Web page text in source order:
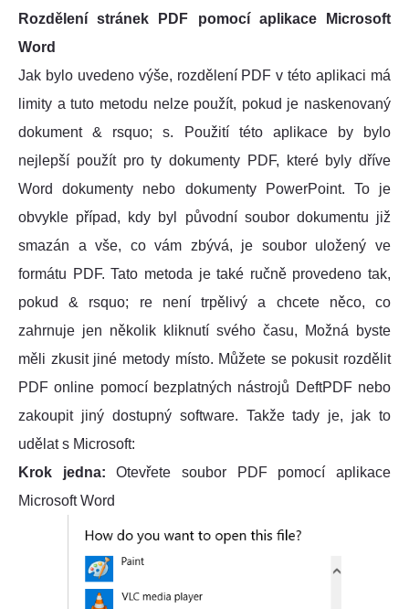
Rozdělení stránek PDF pomocí aplikace Microsoft
Word
Jak bylo uvedeno výše, rozdělení PDF v této aplikaci má
limity a tuto metodu nelze použít, pokud je naskenovaný
dokument & rsquo; s. Použití této aplikace by bylo
nejlepší použít pro ty dokumenty PDF, které byly dříve
Word dokumenty nebo dokumenty PowerPoint. To je
obvykle případ, kdy byl původní soubor dokumentu již
smazán a vše, co vám zbývá, je soubor uložený ve
formátu PDF. Tato metoda je také ručně provedeno tak,
pokud & rsquo; re není trpělivý a chcete něco, co
zahrnuje jen několik kliknutí svého času, Možná byste
měli zkusit jiné metody místo. Můžete se pokusit rozdělit
PDF online pomocí bezplatných nástrojů DeftPDF nebo
zakoupit jiný dostupný software. Takže tady je, jak to
udělat s Microsoft:
Krok jedna: Otevřete soubor PDF pomocí aplikace
Microsoft Word